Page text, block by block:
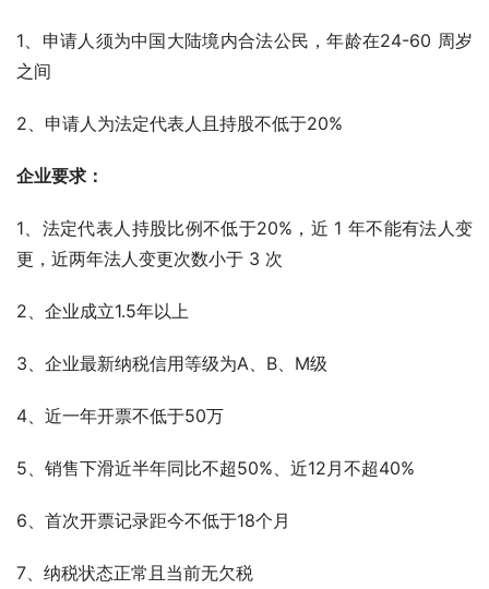
1、申请人须为中国大陆境内合法公民，年龄在24-60 周岁
之间
2、申请人为法定代表人且持股不低于20%
企业要求：
1、法定代表人持股比例不低于20%，近 1 年不能有法人变
更，近两年法人变更次数小于 3 次
2、企业成立1.5年以上
3、企业最新纳税信用等级为A、B、M级
4、近一年开票不低于50万
5、销售下滑近半年同比不超50%、近12月不超40%
6、首次开票记录距今不低于18个月
7、纳税状态正常且当前无欠税